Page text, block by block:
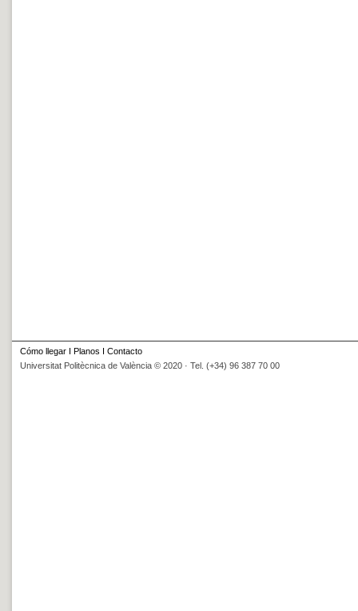
Cómo llegar I Planos I Contacto
Universitat Politècnica de València © 2020 · Tel. (+34) 96 387 70 00